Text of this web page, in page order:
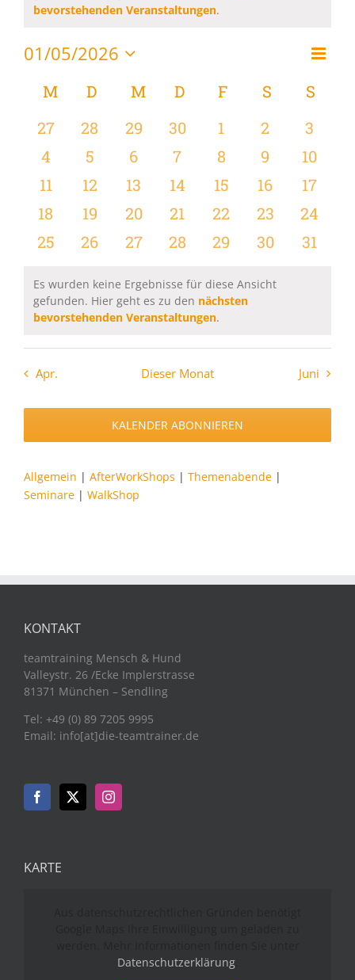
bevorstehenden Veranstaltungen.
Monat
01/05/2026
wählen.
Kalender
von
Veranstaltungen
MMONTAG
D DIENSTAG
MMITTWOCH
D DONNERSTAG
F FREITAG
S SAMSTAG
S
0
Veranstaltungen
27
0
Veranstaltungen
28
0
Veranstaltungen
29
0
Veranstaltungen
30
0
Veranstaltungen
1
0
2
0
3
0
Veranstaltungen
4
0
Veranstaltungen
5
0
Veranstaltungen
6
0
Veranstaltungen
7
0
Veranstaltungen
8
0
9
0
10
0
Veranstaltungen
11
0
Veranstaltungen
12
0
Veranstaltungen
13
0
Veranstaltungen
14
0
Veranstaltungen
15
0
16
0
17
0
Veranstaltungen
18
0
Veranstaltungen
19
0
Veranstaltungen
20
0
Veranstaltungen
21
0
Veranstaltungen
22
0
23
0
24
0
25
0
26
0
27
0
28
0
29
0
30
0
31
Hinweis
Es wurden keine Ergebnisse für diese Ansicht
gefunden. Hier geht es zu den nächsten
bevorstehenden Veranstaltungen.
Apr. Dieser Monat Juni
KALENDER ABONNIEREN
Allgemein | AfterWorkShops | Themenabende |
Seminare | WalkShop
KONTAKT
teamtraining Mensch & Hund
Valleystr. 26 /Ecke Implerstrasse
81371 München – Sendling
Tel: +49 (0) 89 7205 9995
Email: info[at]die-teamtrainer.de
KARTE
Datenschutzerklärung.